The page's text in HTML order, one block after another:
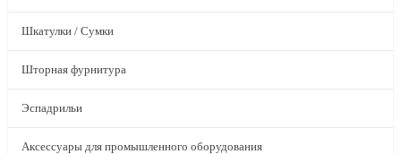
Шкатулки / Сумки
Шторная фурнитура
Эспадрильи
Аксессуары для промышленного оборудования